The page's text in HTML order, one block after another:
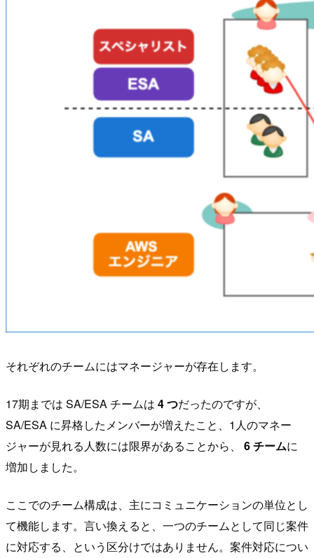
それぞれのチームにはマネージャーが存在します。
17期までは SA/ESA チームは 4 つだったのですが、
SA/ESA に昇格したメンバーが増えたこと、1人のマネー
ジャーが見れる人数には限界があることから、 6 チームに
増加しました。
ここでのチーム構成は、主にコミュニケーションの単位とし
て機能します。言い換えると、一つのチームとして同じ案件
に対応する、という区分けではありません。案件対応につい